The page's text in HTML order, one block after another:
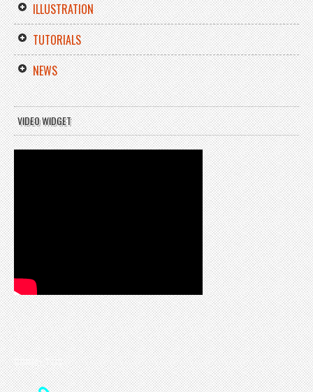
ILLUSTRATION
TUTORIALS
NEWS
VIDEO WIDGET
CONTACT US